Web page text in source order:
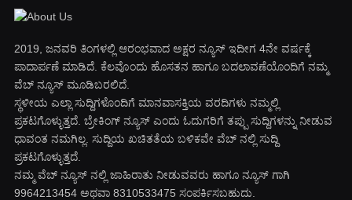
2019, ಜನವರಿ‌ ತಿಂಗಳಲ್ಲಿ ಆರಂಭವಾದ ಅಕ್ಷರ ನ್ಯೂಸ್ ಇದೀಗ 4ನೇ ವರ್ಷಕ್ಕೆ
ಪಾದಾರ್ಪಣೆ ಮಾಡಿದೆ. ಕೆಲವೊಂದು ಹೊಸತನ ಹಾಗೂ ಬದಲಾವಣೆಯೊಂದಿಗೆ ನಮ್ಮ
ವೆಬ್ ನ್ಯೂಸ್ ಮೂಡಿಬರಲಿದೆ.
ಸ್ಥಳೀಯ ಎಲ್ಲಾ ಸುದ್ದಿಗಳೊಂದಿಗೆ ಮಾನವಾಸಕ್ತಿಯ ವರದಿಗಳು ನಮ್ಮಲ್ಲಿ
ಪ್ರಕಟಗೊಳ್ಳುತ್ತದೆ. ಬ್ರೇಕಿಂಗ್ ನ್ಯೂಸ್ ಎಂದು ಓದುಗರಿಗೆ ತಪ್ಪು ಸುದ್ದಿಗಳನ್ನು ನೀಡುವ
ಧಾವಂತ ನಮಗಿಲ್ಲ. ಸುದ್ದಿಯ ಖಚಿತತೆಯ ಬಳಿಕವೇ ವೆಬ್ ನಲ್ಲಿ ಸುದ್ದಿ
ಪ್ರಕಟಗೊಳ್ಳುತ್ತದೆ.
ನಮ್ಮ ವೆಬ್ ನ್ಯೂಸ್ ನಲ್ಲಿ ಜಾಹಿರಾತು ನೀಡುವವರು ಹಾಗೂ ನ್ಯೂಸ್ ಗಾಗಿ
9964213454 ಅಥವಾ 8310533475 ಸಂಪರ್ಕಿಸಬಹುದು.